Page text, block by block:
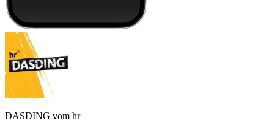
DASDING vom hr